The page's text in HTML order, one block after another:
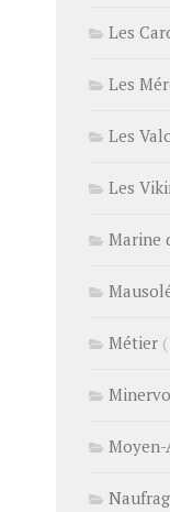
Les
Les
Les
Les
Marine
Métier
Moyen-